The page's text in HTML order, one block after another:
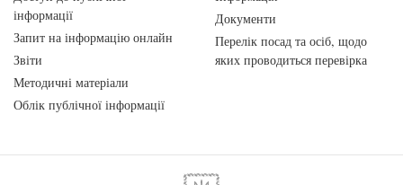
інформації
Запит на інформацію онлайн
Звіти
Методичні матеріали
Облік публічної інформації
Документи
Перелік посад та осіб, щодо
яких проводиться перевірка